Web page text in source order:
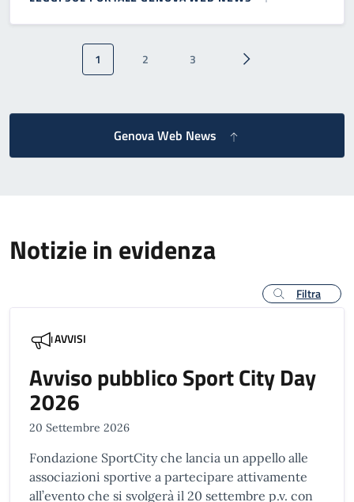
Paginazione
Pagina attuale
1 Pagina
2 Pagina
3 Pagina successiva
Genova Web News
Notizie in evidenza
Filtra
AVVISI
Avviso pubblico Sport City Day
2026
20 Settembre 2026
Fondazione SportCity che lancia un appello alle
associazioni sportive a partecipare attivamente
all’evento che si svolgerà il 20 settembre p.v. con